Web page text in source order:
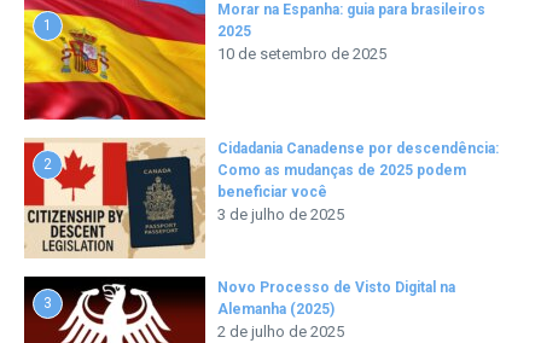
1
Morar na Espanha: guia para brasileiros
2025
10 de setembro de 2025
2
Cidadania Canadense por descendência:
Como as mudanças de 2025 podem
beneficiar você
3 de julho de 2025
3
Novo Processo de Visto Digital na
Alemanha (2025)
2 de julho de 2025